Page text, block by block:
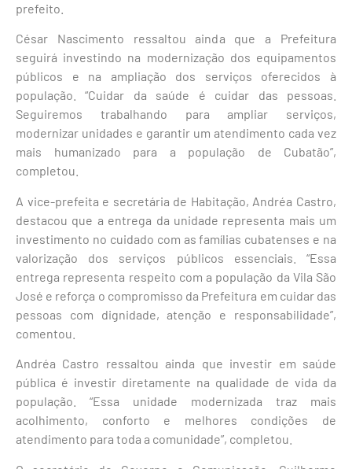
prefeito.
César Nascimento ressaltou ainda que a Prefeitura
seguirá investindo na modernização dos equipamentos
públicos e na ampliação dos serviços oferecidos à
população. “Cuidar da saúde é cuidar das pessoas.
Seguiremos trabalhando para ampliar serviços,
modernizar unidades e garantir um atendimento cada vez
mais humanizado para a população de Cubatão”,
completou.
A vice-prefeita e secretária de Habitação, Andréa Castro,
destacou que a entrega da unidade representa mais um
investimento no cuidado com as famílias cubatenses e na
valorização dos serviços públicos essenciais. “Essa
entrega representa respeito com a população da Vila São
José e reforça o compromisso da Prefeitura em cuidar das
pessoas com dignidade, atenção e responsabilidade”,
comentou.
Andréa Castro ressaltou ainda que investir em saúde
pública é investir diretamente na qualidade de vida da
população. “Essa unidade modernizada traz mais
acolhimento, conforto e melhores condições de
atendimento para toda a comunidade”, completou.